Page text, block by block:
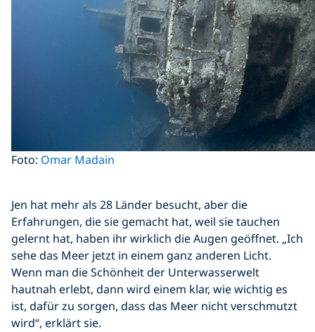
Foto: Omar Madain
Jen hat mehr als 28 Länder besucht, aber die
Erfahrungen, die sie gemacht hat, weil sie tauchen
gelernt hat, haben ihr wirklich die Augen geöffnet. „Ich
sehe das Meer jetzt in einem ganz anderen Licht.
Wenn man die Schönheit der Unterwasserwelt
hautnah erlebt, dann wird einem klar, wie wichtig es
ist, dafür zu sorgen, dass das Meer nicht verschmutzt
wird“, erklärt sie.